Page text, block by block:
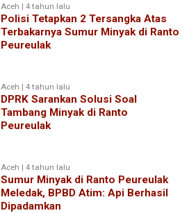
Aceh | 4 tahun lalu
Polisi Tetapkan 2 Tersangka Atas
Terbakarnya Sumur Minyak di Ranto
Peureulak
Aceh | 4 tahun lalu
DPRK Sarankan Solusi Soal
Tambang Minyak di Ranto
Peureulak
Aceh | 4 tahun lalu
Sumur Minyak di Ranto Peureulak
Meledak, BPBD Atim: Api Berhasil
Dipadamkan